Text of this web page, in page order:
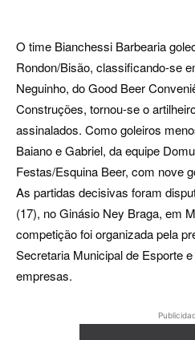
O time Bianchessi Barbearia
Rondon/Bisão, classificando-se
Neguinho, do Good Beer
Construções, tornou-se o
assinalados. Como goleiros
Baiano e Gabriel, da equipe
Festas/Esquina Beer, com nove
As partidas decisivas foram
(17), no Ginásio Ney Braga, em
competição foi organizada pela
Secretaria Municipal de Esporte
empresas.